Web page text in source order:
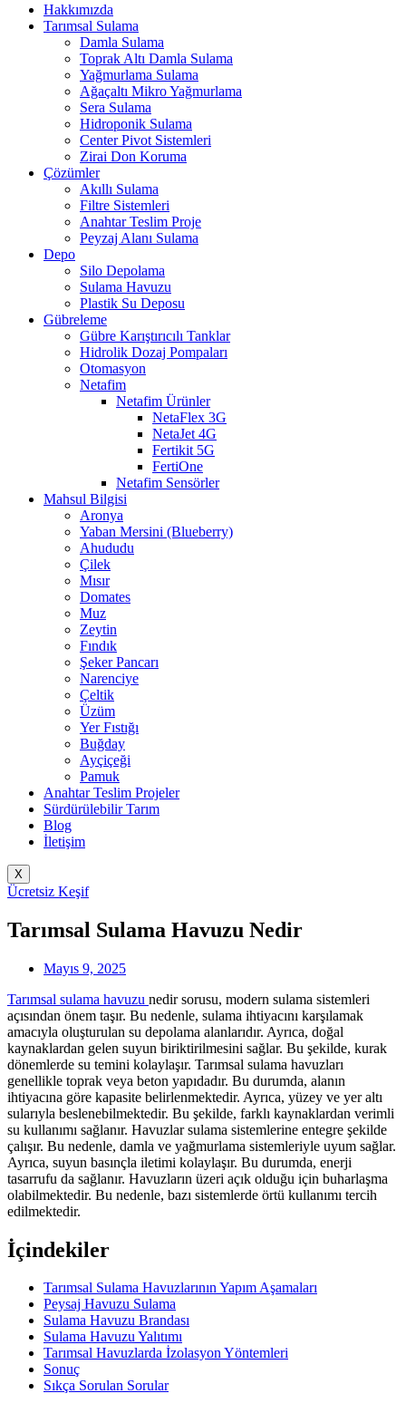
Hakkımızda
Tarımsal Sulama
Damla Sulama
Toprak Altı Damla Sulama
Yağmurlama Sulama
Ağaçaltı Mikro Yağmurlama
Sera Sulama
Hidroponik Sulama
Center Pivot Sistemleri
Zirai Don Koruma
Çözümler
Akıllı Sulama
Filtre Sistemleri
Anahtar Teslim Proje
Peyzaj Alanı Sulama
Depo
Silo Depolama
Sulama Havuzu
Plastik Su Deposu
Gübreleme
Gübre Karıştırıcılı Tanklar
Hidrolik Dozaj Pompaları
Otomasyon
Netafim
Netafim Ürünler
NetaFlex 3G
NetaJet 4G
Fertikit 5G
FertiOne
Netafim Sensörler
Mahsul Bilgisi
Aronya
Yaban Mersini (Blueberry)
Ahududu
Çilek
Mısır
Domates
Muz
Zeytin
Fındık
Şeker Pancarı
Narenciye
Çeltik
Üzüm
Yer Fıstığı
Buğday
Ayçiçeği
Pamuk
Anahtar Teslim Projeler
Sürdürülebilir Tarım
Blog
İletişim
X
Ücretsiz Keşif
Tarımsal Sulama Havuzu Nedir
Mayıs 9, 2025
Tarımsal sulama havuzu nedir sorusu, modern sulama sistemleri
açısından önem taşır. Bu nedenle, sulama ihtiyacını karşılamak
amacıyla oluşturulan su depolama alanlarıdır. Ayrıca, doğal
kaynaklardan gelen suyun biriktirilmesini sağlar. Bu şekilde, kurak
dönemlerde su temini kolaylaşır. Tarımsal sulama havuzları
genellikle toprak veya beton yapıdadır. Bu durumda, alanın
ihtiyacına göre kapasite belirlenmektedir. Ayrıca, yüzey ve yer altı
sularıyla beslenebilmektedir. Bu şekilde, farklı kaynaklardan verimli
su kullanımı sağlanır. Havuzlar sulama sistemlerine entegre şekilde
çalışır. Bu nedenle, damla ve yağmurlama sistemleriyle uyum sağlar.
Ayrıca, suyun basınçla iletimi kolaylaşır. Bu durumda, enerji
tasarrufu da sağlanır. Havuzların üzeri açık olduğu için buharlaşma
olabilmektedir. Bu nedenle, bazı sistemlerde örtü kullanımı tercih
edilmektedir.
İçindekiler
Tarımsal Sulama Havuzlarının Yapım Aşamaları
Peysaj Havuzu Sulama
Sulama Havuzu Brandası
Sulama Havuzu Yalıtımı
Tarımsal Havuzlarda İzolasyon Yöntemleri
Sonuç
Sıkça Sorulan Sorular